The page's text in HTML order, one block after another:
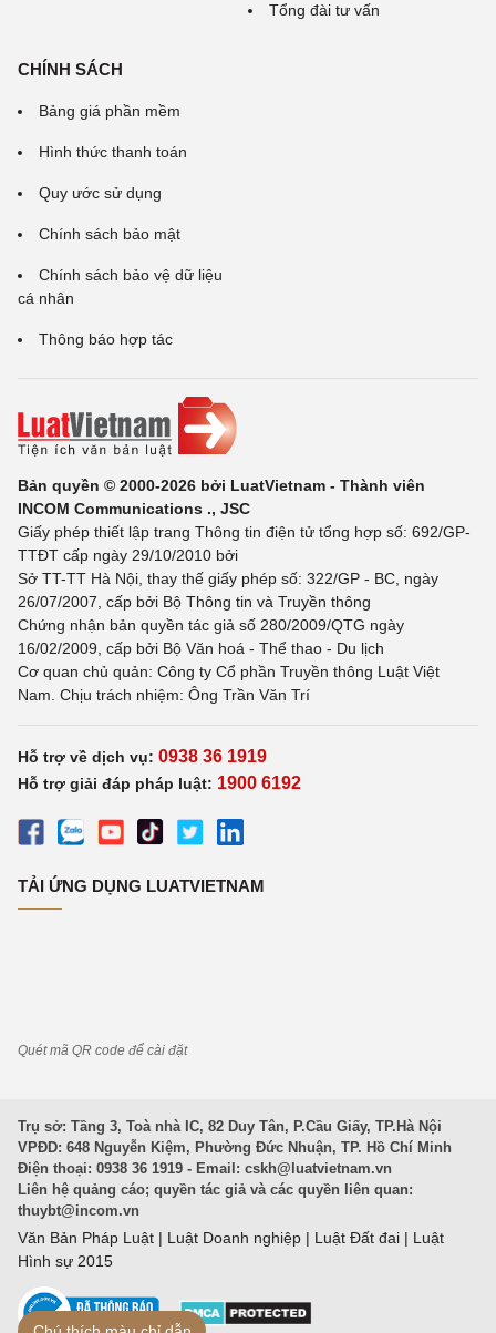
Tổng đài tư vấn
CHÍNH SÁCH
Bảng giá phần mềm
Hình thức thanh toán
Quy ước sử dụng
Chính sách bảo mật
Chính sách bảo vệ dữ liệu
cá nhân
Thông báo hợp tác
Bản quyền © 2000-2026 bởi LuatVietnam - Thành viên
INCOM Communications ., JSC
Giấy phép thiết lập trang Thông tin điện tử tổng hợp số: 692/GP-
TTĐT cấp ngày 29/10/2010 bởi
Sở TT-TT Hà Nội, thay thế giấy phép số: 322/GP - BC, ngày
26/07/2007, cấp bởi Bộ Thông tin và Truyền thông
Chứng nhận bản quyền tác giả số 280/2009/QTG ngày
16/02/2009, cấp bởi Bộ Văn hoá - Thể thao - Du lịch
Cơ quan chủ quản: Công ty Cổ phần Truyền thông Luật Việt
Nam. Chịu trách nhiệm: Ông Trần Văn Trí
Hỗ trợ về dịch vụ: 0938 36 1919
Hỗ trợ giải đáp pháp luật: 1900 6192
TẢI ỨNG DỤNG LUATVIETNAM
Quét mã QR code để cài đặt
Trụ sở: Tầng 3, Toà nhà IC, 82 Duy Tân, P.Cầu Giấy, TP.Hà Nội
VPĐD: 648 Nguyễn Kiệm, Phường Đức Nhuận, TP. Hồ Chí Minh
Điện thoại: 0938 36 1919 - Email: cskh@luatvietnam.vn
Liên hệ quảng cáo; quyền tác giả và các quyền liên quan:
thuybt@incom.vn
Văn Bản Pháp Luật | Luật Doanh nghiệp | Luật Đất đai | Luật
Hình sự 2015